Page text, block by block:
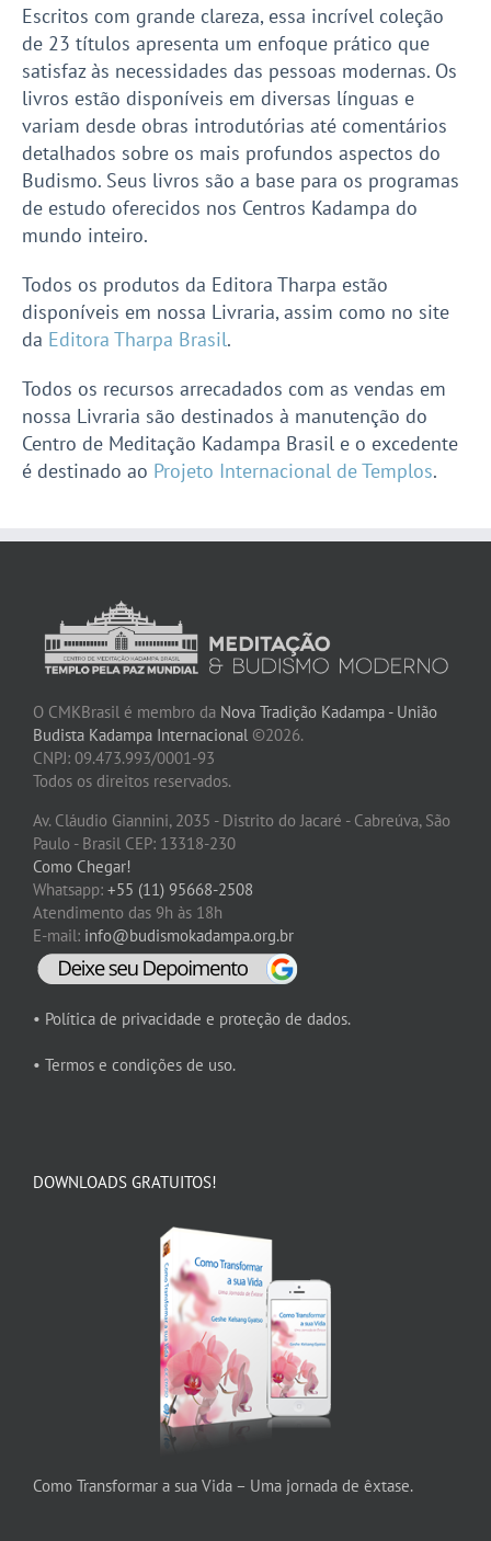
Escritos com grande clareza, essa incrível coleção
de 23 títulos apresenta um enfoque prático que
satisfaz às necessidades das pessoas modernas. Os
livros estão disponíveis em diversas línguas e
variam desde obras introdutórias até comentários
detalhados sobre os mais profundos aspectos do
Budismo. Seus livros são a base para os programas
de estudo oferecidos nos Centros Kadampa do
mundo inteiro.
Todos os produtos da Editora Tharpa estão
disponíveis em nossa Livraria, assim como no site
da Editora Tharpa Brasil.
Todos os recursos arrecadados com as vendas em
nossa Livraria são destinados à manutenção do
Centro de Meditação Kadampa Brasil e o excedente
é destinado ao Projeto Internacional de Templos.
O CMKBrasil é membro da Nova Tradição Kadampa - União
Budista Kadampa Internacional ©2026.
CNPJ: 09.473.993/0001-93
Todos os direitos reservados.
Av. Cláudio Giannini, 2035 - Distrito do Jacaré - Cabreúva, São
Paulo - Brasil CEP: 13318-230
Como Chegar!
Whatsapp: +55 (11) 95668-2508
Atendimento das 9h às 18h
E-mail: info@budismokadampa.org.br
• Política de privacidade e proteção de dados.
• Termos e condições de uso.
DOWNLOADS GRATUITOS!
Como Transformar a sua Vida – Uma jornada de êxtase.